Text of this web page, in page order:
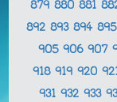
879 880 881
892 893 894 895
905 906 907
918 919 920
931 932 933